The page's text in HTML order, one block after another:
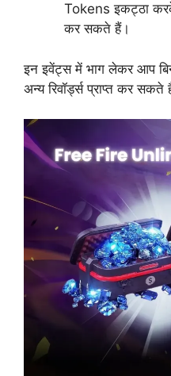
Tokens इकट्ठा
कर सकते हैं।
इन इवेंट्स में भाग लेकर आप
अन्य रिवॉर्ड्स प्राप्त कर सकते